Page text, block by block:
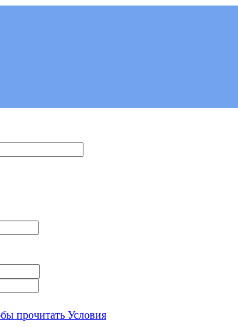
прочитать Условия